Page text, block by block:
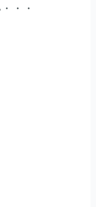
・・